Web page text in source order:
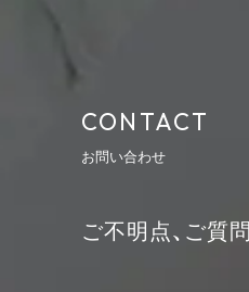
CONTACT
お問い合わせ
ご不明点、ご質